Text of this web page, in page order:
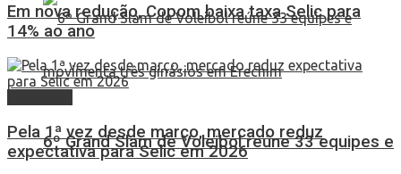
6º Grand Slam de Voleibol reúne 33 equipes e
Em nova redução, Copom baixa taxa Selic para
14% ao ano
Pela 1ª vez desde março, mercado reduz
expectativa para Selic em 2026